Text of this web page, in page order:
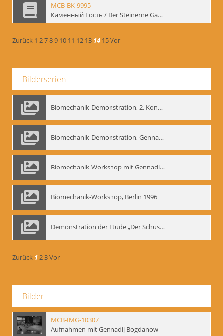
MCB-BK-9995
Каменный Гость / Der Steinerne Gast - interne Signatur: BM-prt-202
Zurück 1 2789 10 11 12 13 14 15Vor
Bilderserien
Biomechanik-Demonstration, 2. Kongress der EMF, Mai 1995
Biomechanik-Demonstration, Gennadij Bogdanow im Berliner Ensemble, 04.10.1991
Biomechanik-Workshop mit Gennadij Nikolajewitsch Bogdanow im Mime Centrum Berlin, 1991
Biomechanik-Workshop, Berlin 1996
Demonstration der Etüde „Der Schuss mit dem Bogen“ durch Gennadij Nikolajewitsch Bogdanow, Berlin 1991
Zurück 123Vor
Bilder
MCB-IMG-10307
Aufnahmen mit Gennadij Bogdanow